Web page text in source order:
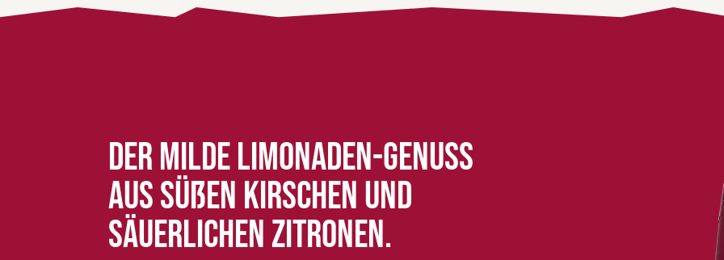
Der milde Limonaden-Genuss
aus süßen Kirschen und
säuerlichen Zitronen.